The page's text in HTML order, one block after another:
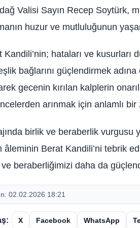
Valisi Sayın Recep Soytürk,
huzur ve mutluluğunun
Kandili’nin; hataları ve kusurları
bağlarını güçlendirmek
gecenin kırılan kalplerin
arınmak için anlamlı
birlik ve beraberlik vurgusu
âleminin Berat Kandili’ni tebrik
ve beraberliğimizi daha da
02.02.2026 18:21
X Facebook WhatsApp